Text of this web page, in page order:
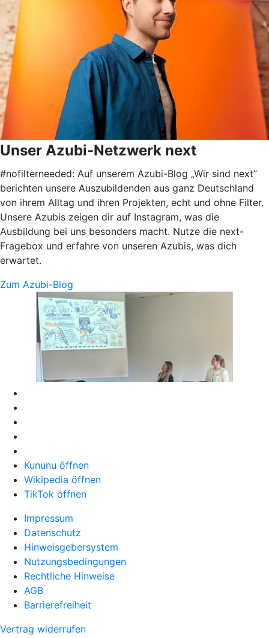
Unser Azubi-Netzwerk next
#nofilterneeded: Auf unserem Azubi-Blog „Wir sind next”
berichten unsere Auszubildenden aus ganz Deutschland
von ihrem Alltag und ihren Projekten, echt und ohne Filter.
Unsere Azubis zeigen dir auf Instagram, was die
Ausbildung bei uns besonders macht. Nutze die next-
Fragebox und erfahre von unseren Azubis, was dich
erwartet.
Zum Azubi-Blog
Kununu öffnen
Wikipedia öffnen
TikTok öffnen
Impressum
Datenschutz
Hinweisgebersystem
Nutzungsbedingungen
Rechtliche Hinweise
AGB
Barrierefreiheit
Vertrag widerrufen